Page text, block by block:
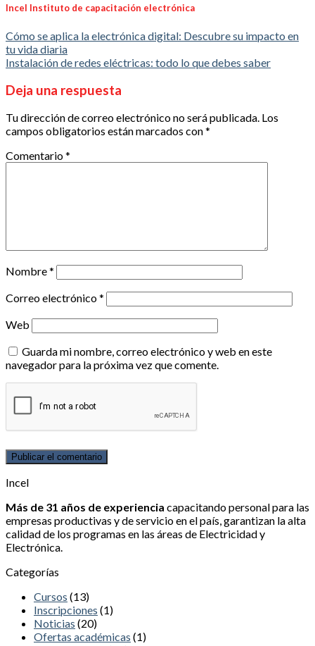
Incel Instituto de capacitación electrónica
Cómo se aplica la electrónica digital: Descubre su impacto en
tu vida diaria
Instalación de redes eléctricas: todo lo que debes saber
Deja una respuesta
Tu dirección de correo electrónico no será publicada. Los
campos obligatorios están marcados con*
Comentario*
Nombre*
Correo electrónico*
Web
Guarda mi nombre, correo electrónico y web en este
navegador para la próxima vez que comente.
Incel
Más de 31 años de experiencia capacitando personal para las
empresas productivas y de servicio en el país, garantizan la alta
calidad de los programas en las áreas de Electricidad y
Electrónica.
Categorías
Cursos (13)
Inscripciones (1)
Noticias (20)
Ofertas académicas (1)